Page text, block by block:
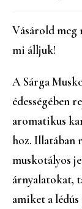
Vásárold meg
mi álljuk!
A Sárga
édességében
aromatikus
hoz. Illatában
muskotályos
árnyalatokat,
amiket a lédús